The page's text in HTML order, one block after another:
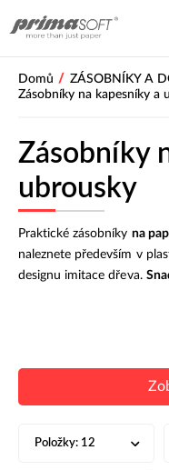
Domů / ZÁSOBNÍKY A
Zásobníky na kapesníky a
Zásobníky
ubrousky
Praktické zásobníky na
naleznete především v
designu imitace dřeva.
Položky: 12